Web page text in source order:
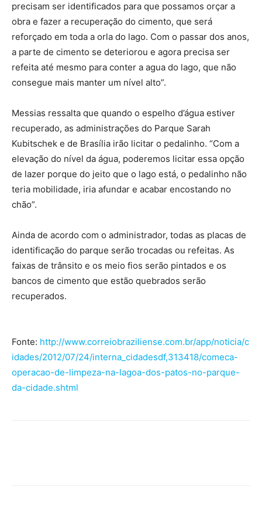
precisam ser identificados para que possamos orçar a
obra e fazer a recuperação do cimento, que será
reforçado em toda a orla do lago. Com o passar dos anos,
a parte de cimento se deteriorou e agora precisa ser
refeita até mesmo para conter a agua do lago, que não
consegue mais manter um nível alto”.
Messias ressalta que quando o espelho d’água estiver
recuperado, as administrações do Parque Sarah
Kubitschek e de Brasília irão licitar o pedalinho. “Com a
elevação do nível da água, poderemos licitar essa opção
de lazer porque do jeito que o lago está, o pedalinho não
teria mobilidade, iria afundar e acabar encostando no
chão”.
Ainda de acordo com o administrador, todas as placas de
identificação do parque serão trocadas ou refeitas. As
faixas de trânsito e os meio fios serão pintados e os
bancos de cimento que estão quebrados serão
recuperados.
Fonte: http://www.correiobraziliense.com.br/app/noticia/c
idades/2012/07/24/interna_cidadesdf,313418/comeca-
operacao-de-limpeza-na-lagoa-dos-patos-no-parque-
da-cidade.shtml